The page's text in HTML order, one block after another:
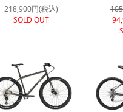
218,900円(税込)
SOLD OUT